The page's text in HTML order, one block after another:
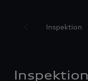
Inspektion
Inspektion